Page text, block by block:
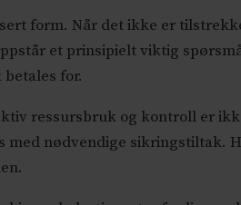
form. Når det ikke er
et prinsipielt viktig
for.
ressursbruk og kontroll er
nødvendige sikringstiltak.